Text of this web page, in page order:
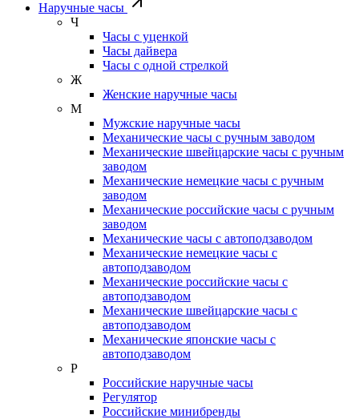
Наручные часы
Ч
Часы с уценкой
Часы дайвера
Часы с одной стрелкой
Ж
Женские наручные часы
М
Мужские наручные часы
Механические часы с ручным заводом
Механические швейцарские часы с ручным
заводом
Механические немецкие часы с ручным
заводом
Механические российские часы с ручным
заводом
Механические часы с автоподзаводом
Механические немецкие часы с
автоподзаводом
Механические российские часы с
автоподзаводом
Механические швейцарские часы с
автоподзаводом
Механические японские часы с
автоподзаводом
Р
Российские наручные часы
Регулятор
Российские минибренды